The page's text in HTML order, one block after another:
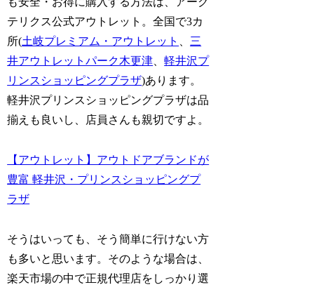
テリクス公式アウトレット。全国で3カ
所(土岐プレミアム・アウトレット
三
井アウトレットパーク木更津 、軽井沢プ
リンスショッピングプラザ)あります。
軽井沢プリンスショッピングプラザは品
揃えも良いし、店員さんも親切ですよ。
【アウトレット】アウトドアブランドが
豊富 軽井沢・プリンスショッピングプ
ラザ
そうはいっても、そう簡単に行けない方
も多いと思います。そのような場合は、
楽天市場の中で正規代理店をしっかり選